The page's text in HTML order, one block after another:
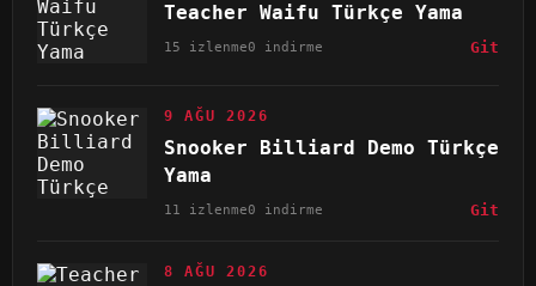
Teacher Waifu Türkçe Yama
15 izlenme0 indirme Git
9 AĞU 2026
Snooker Billiard Demo Türkçe
Yama
11 izlenme0 indirme Git
8 AĞU 2026